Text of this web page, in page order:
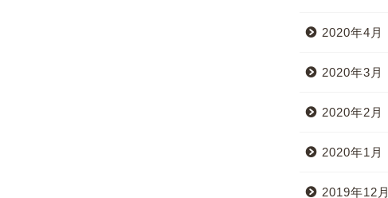
2020年4月
2020年3月
2020年2月
2020年1月
2019年12月